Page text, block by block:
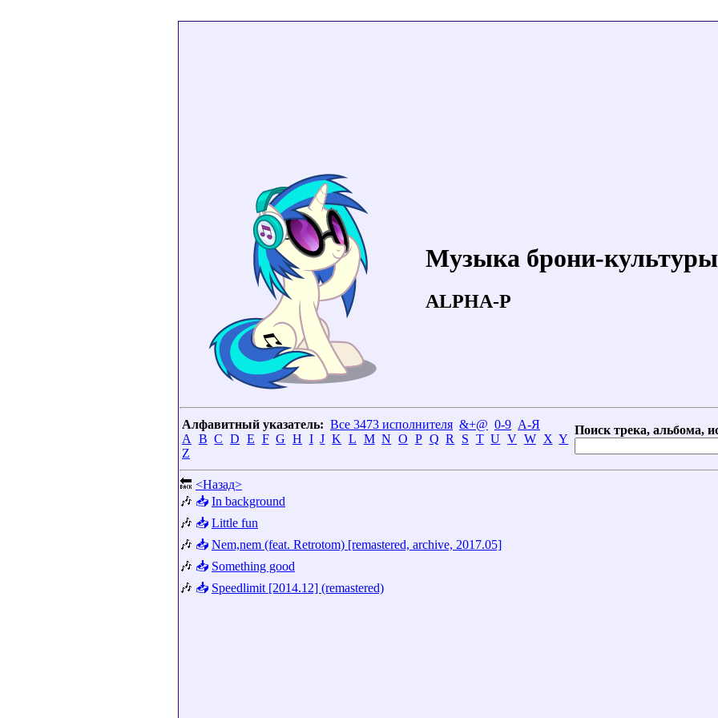
Музыка брони-культуры
ALPHA-P
Алфавитный указатель: Все 3473 исполнителя &+@ 0-9 А-Я
A
B C D E F G H I J K L M N O P Q R S T U V W X Y
Z
Поиск трека, альбома,
🔙 <Назад>
🎶 📥 In background
🎶 📥 Little fun
🎶 📥 Nem,nem (feat. Retrotom) [remastered, archive, 2017.05]
🎶 📥 Something good
🎶 📥 Speedlimit [2014.12] (remastered)